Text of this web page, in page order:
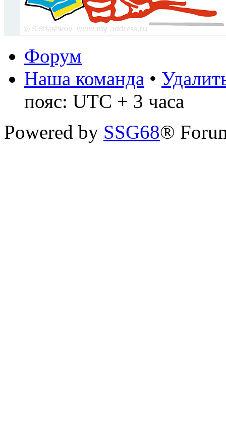
Форум
Наша команда •
пояс: UTC + 3 часа
Powered by SSG68®